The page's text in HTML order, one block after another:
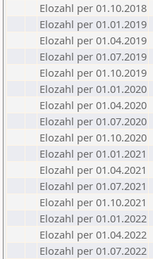
Elozahl per 01.10.2018
Elozahl per 01.01.2019
Elozahl per 01.04.2019
Elozahl per 01.07.2019
Elozahl per 01.10.2019
Elozahl per 01.01.2020
Elozahl per 01.04.2020
Elozahl per 01.07.2020
Elozahl per 01.10.2020
Elozahl per 01.01.2021
Elozahl per 01.04.2021
Elozahl per 01.07.2021
Elozahl per 01.10.2021
Elozahl per 01.01.2022
Elozahl per 01.04.2022
Elozahl per 01.07.2022